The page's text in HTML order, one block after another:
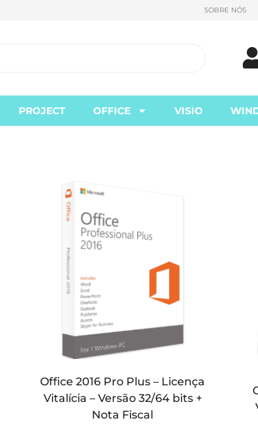
SOBRE NÓS
PROJECT OFFICE VISIO
Office 2016 Pro Plus – Licença
Vitalícia – Versão 32/64 bits +
Nota Fiscal